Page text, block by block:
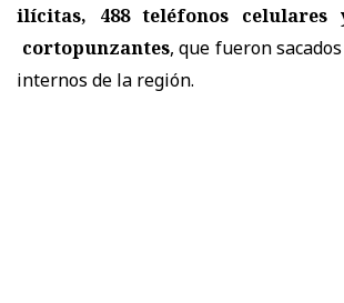
ilícitas, 488 teléfonos celulares
cortopunzantes, que fueron
internos de la región.